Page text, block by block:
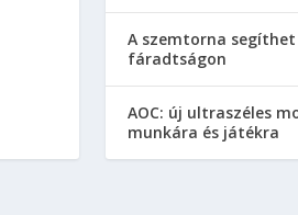
A szemtorna
fáradtságon
AOC: új ultraszéles
munkára és játékra